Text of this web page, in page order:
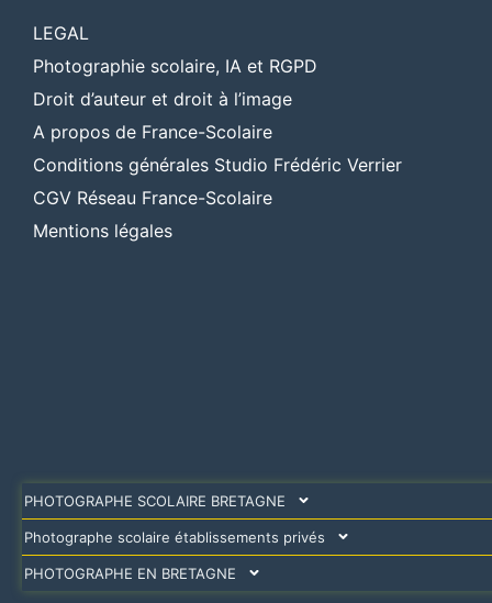
LEGAL
Photographie scolaire, IA et RGPD
Droit d’auteur et droit à l’image
A propos de France-Scolaire
Conditions générales Studio Frédéric Verrier
CGV Réseau France-Scolaire
Mentions légales
PHOTOGRAPHE SCOLAIRE BRETAGNE
Photographe scolaire établissements privés
PHOTOGRAPHE EN BRETAGNE